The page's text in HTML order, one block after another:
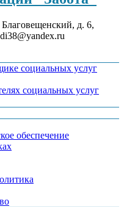
д. 6,
социальных услуг
социальных услуг
обеспечение